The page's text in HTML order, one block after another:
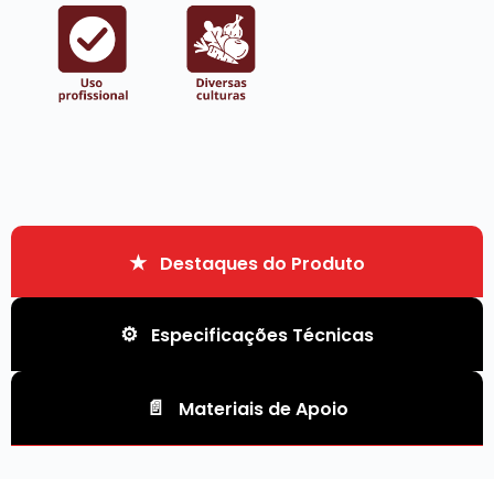
Destaques do Produto
Especificações Técnicas
Materiais de Apoio